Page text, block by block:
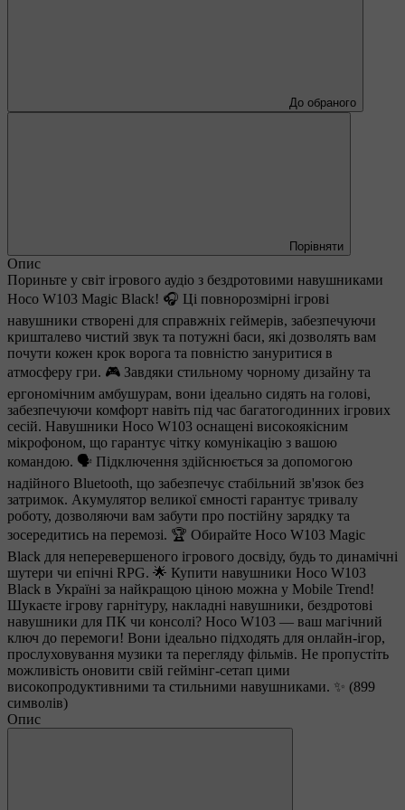
До обраного
Порівняти
Опис
Пориньте у світ ігрового аудіо з бездротовими навушниками
Hoco W103 Magic Black! 🎧 Ці повнорозмірні ігрові
навушники створені для справжніх геймерів, забезпечуючи
кришталево чистий звук та потужні баси, які дозволять вам
почути кожен крок ворога та повністю зануритися в
атмосферу гри. 🎮 Завдяки стильному чорному дизайну та
ергономічним амбушурам, вони ідеально сидять на голові,
забезпечуючи комфорт навіть під час багатогодинних ігрових
сесій. Навушники Hoco W103 оснащені високоякісним
мікрофоном, що гарантує чітку комунікацію з вашою
командою. 🗣️ Підключення здійснюється за допомогою
надійного Bluetooth, що забезпечує стабільний зв'язок без
затримок. Акумулятор великої ємності гарантує тривалу
роботу, дозволяючи вам забути про постійну зарядку та
зосередитись на перемозі. 🏆 Обирайте Hoco W103 Magic
Black для неперевершеного ігрового досвіду, будь то динамічні
шутери чи епічні RPG. 🌟 Купити навушники Hoco W103
Black в Україні за найкращою ціною можна у Mobile Trend!
Шукаєте ігрову гарнітуру, накладні навушники, бездротові
навушники для ПК чи консолі? Hoco W103 — ваш магічний
ключ до перемоги! Вони ідеально підходять для онлайн-ігор,
прослуховування музики та перегляду фільмів. Не пропустіть
можливість оновити свій геймінг-сетап цими
високопродуктивними та стильними навушниками. ✨ (899
символів)
Опис